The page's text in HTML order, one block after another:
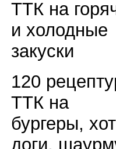
ТТК на
и холодные
закуски
120
ТТК на
бургеры,
доги,